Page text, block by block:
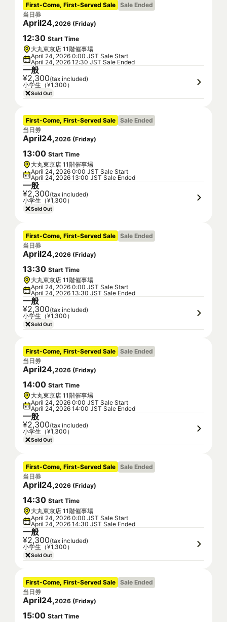
First-Come, First-Served Sale Sale Ended
当日券
April24,2026 (Friday)
12:30 Start Time
大丸東京店 11階催事場
April 24, 2026 0:00 JST Sale Start
April 24, 2026 12:30 JST Sale Ended
一般
¥2,300(tax included)
小学生（¥1,300）
Sold Out
First-Come, First-Served Sale Sale Ended
当日券
April24,2026 (Friday)
13:00 Start Time
大丸東京店 11階催事場
April 24, 2026 0:00 JST Sale Start
April 24, 2026 13:00 JST Sale Ended
一般
¥2,300(tax included)
小学生（¥1,300）
Sold Out
First-Come, First-Served Sale Sale Ended
当日券
April24,2026 (Friday)
13:30 Start Time
大丸東京店 11階催事場
April 24, 2026 0:00 JST Sale Start
April 24, 2026 13:30 JST Sale Ended
一般
¥2,300(tax included)
小学生（¥1,300）
Sold Out
First-Come, First-Served Sale Sale Ended
当日券
April24,2026 (Friday)
14:00 Start Time
大丸東京店 11階催事場
April 24, 2026 0:00 JST Sale Start
April 24, 2026 14:00 JST Sale Ended
一般
¥2,300(tax included)
小学生（¥1,300）
Sold Out
First-Come, First-Served Sale Sale Ended
当日券
April24,2026 (Friday)
14:30 Start Time
大丸東京店 11階催事場
April 24, 2026 0:00 JST Sale Start
April 24, 2026 14:30 JST Sale Ended
一般
¥2,300(tax included)
小学生（¥1,300）
Sold Out
First-Come, First-Served Sale Sale Ended
当日券
April24,2026 (Friday)
15:00 Start Time